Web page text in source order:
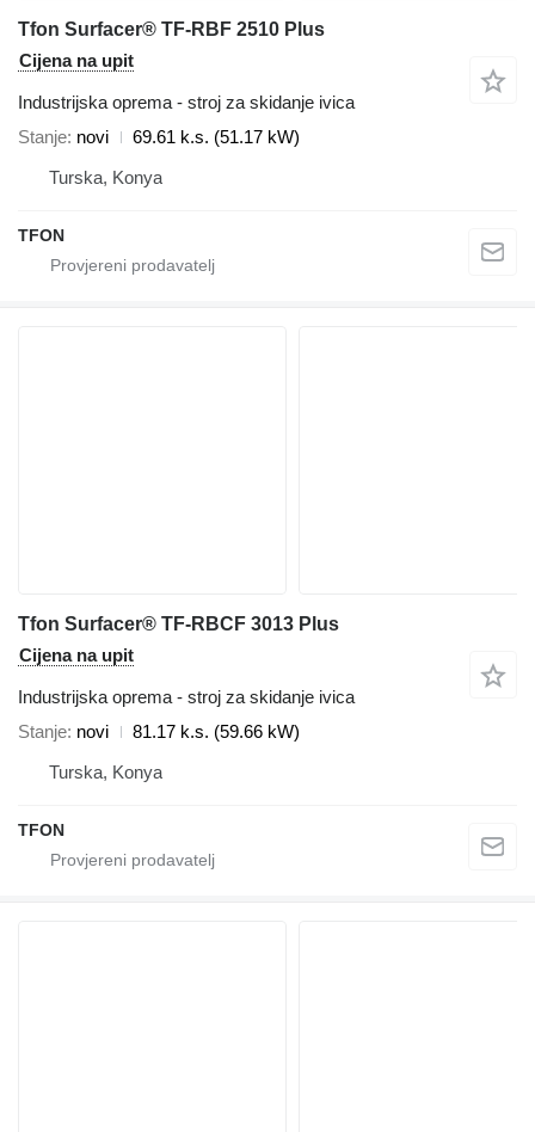
Tfon Surfacer® TF-RBF 2510 Plus
Cijena na upit
Industrijska oprema - stroj za skidanje ivica
Stanje novi
69.61 k.s. (51.17 kW)
Turska, Konya
TFON
Tfon Surfacer® TF-RBCF 3013 Plus
Cijena na upit
Industrijska oprema - stroj za skidanje ivica
Stanje novi
81.17 k.s. (59.66 kW)
Turska, Konya
TFON